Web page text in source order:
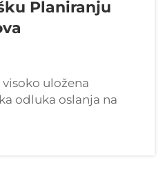
Planiranju
visoko uložena
odluka oslanja na
podatke o
geološkog istraživanja
rudnika i